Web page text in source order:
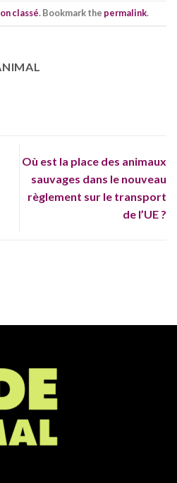
classé. Bookmark the permalink.
Où est la place des animaux
sauvages dans le nouveau
règlement sur le transport
de l’UE ?